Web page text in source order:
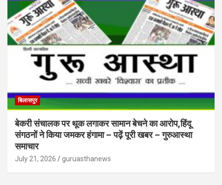
बिलासपुर
बेकरी संचालक पर थूक लगाकर सामान बेचने का आरोप,हिंदू
संगठनों ने किया जमकर हंगामा – पढ़ें पूरी खबर – गुरुआस्था
समाचार
July 21, 2026 guruasthanews